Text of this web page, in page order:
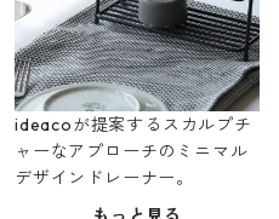
ideacoが提案するスカルプチ
ャーなアプローチのミニマル
デザインドレーナー。